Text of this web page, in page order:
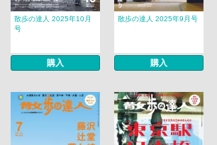
散歩の達人 2025年10月
号
購入
散歩の達人 2025年9月号
購入